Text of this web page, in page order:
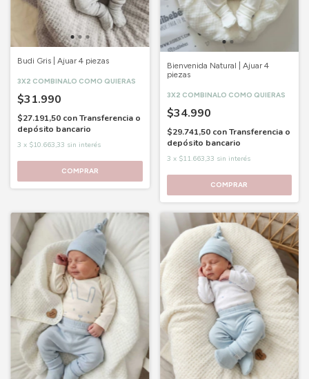
Budi Gris | Ajuar 4 piezas
3X2 COMBINALO COMO QUIERAS
$31.990
$27.191,50 conTransferencia o
depósito bancario
3 x $10.663,33 sin interés
COMPRAR
Bienvenida Natural | Ajuar 4
piezas
3X2 COMBINALO COMO QUIERAS
$34.990
$29.741,50 con Transferencia o
depósito bancario
3 x $11.663,33 sin interés
COMPRAR